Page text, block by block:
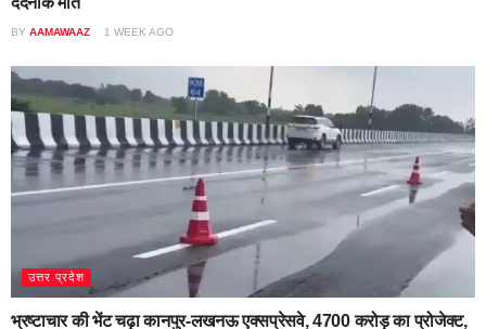
BY AAMAWAAZ 1 WEEK AGO
उत्तर प्रदेश
भ्रष्टाचार की भेंट चढ़ा कानपुर-लखनऊ एक्सप्रेसवे, 4700 करोड़ का प्रोजेक्ट,